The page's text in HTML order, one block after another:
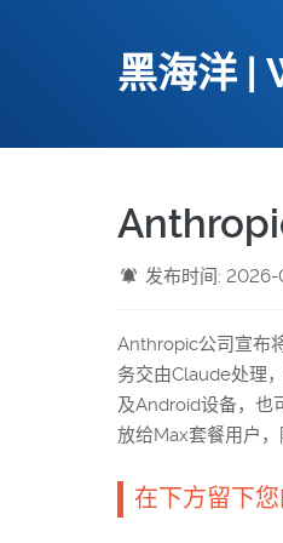
黑海洋 |
发布时间:
Anthropic公司宣布
务交由Claude处理
及Android设备，也
放给Max套餐用户
在下方留下